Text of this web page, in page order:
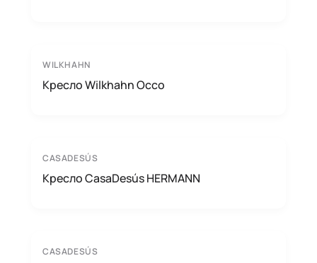
WILKHAHN
Кресло Wilkhahn Occo
CASADESÚS
Кресло CasaDesús HERMANN
CASADESÚS